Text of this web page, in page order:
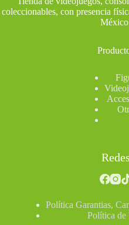
coleccionables, con presencia
México
Redes
Política Garantias,
Política de